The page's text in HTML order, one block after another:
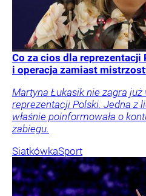
Co za cios dla reprezentacji
i operacja zamiast
Martyna Łukasik nie zagra
reprezentacji Polski. Jedna z
właśnie poinformowała o
zabiegu.
SiatkówkaSport